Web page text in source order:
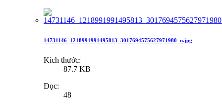
14731146_1218991991495813_3017694575627971980_n.jpg
Kích thước:
87.7 KB
Đọc:
48